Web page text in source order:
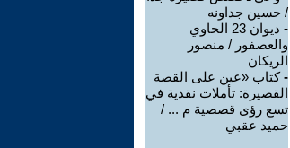
/ حسين جداونه
-
ديوان 23 الحاوي
والعصفور / منصور
الريكان
-كتاب «عين على القصة
القصيرة: تأملات نقدية في
تسع رؤى قصصية م ... /
حميد عقبي